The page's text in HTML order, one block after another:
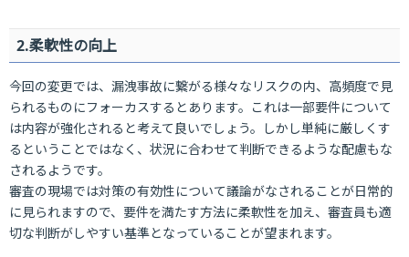
2.柔軟性の向上
今回の変更では、漏洩事故に繋がる様々なリスクの内、高頻度で見
られるものにフォーカスするとあります。これは一部要件について
は内容が強化されると考えて良いでしょう。しかし単純に厳しくす
るということではなく、状況に合わせて判断できるような配慮もな
されるようです。
審査の現場では対策の有効性について議論がなされることが日常的
に見られますので、要件を満たす方法に柔軟性を加え、審査員も適
切な判断がしやすい基準となっていることが望まれます。